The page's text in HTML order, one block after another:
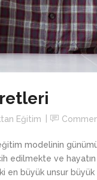
Eğitim
modelinin
edilmekte ve
büyük unsur büyük